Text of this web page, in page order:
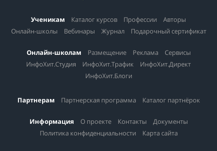
Ученикам Каталог курсов Профессии
Авторы
Онлайн-школы
Вебинары Журнал Подарочный сертификат
Онлайн-школам Размещение Реклама
Сервисы
ИнфоХит.Студия
ИнфоХит.Трафик
ИнфоХит.Директ
ИнфоХит.Блоги
Партнерам Партнерская программа Каталог партнёрок
Информация О проекте Контакты
Документы
Политика конфиденциальности
Карта сайта